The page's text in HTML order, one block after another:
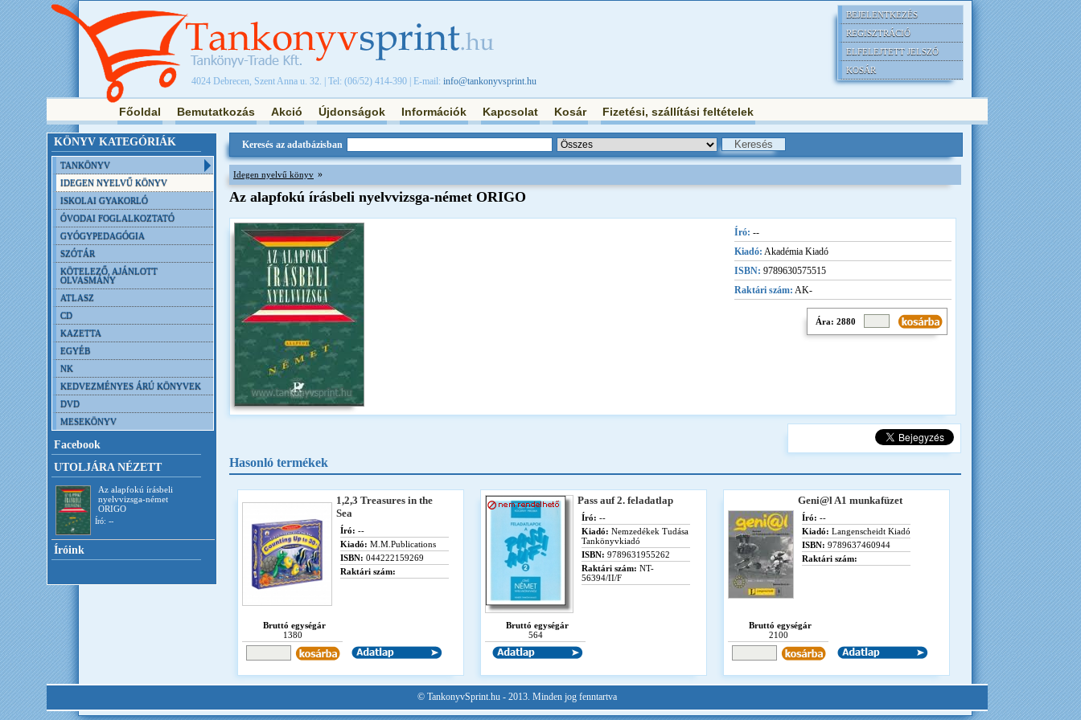
4024 Debrecen, Szent Anna u. 32. | Tel: (06/52) 414-390 | E-mail: info@tankonyvsprint.hu
BEJELENTKEZÉS
REGISZTRÁCIÓ
ELFELEJTETT JELSZÓ
KOSÁR
Főoldal Bemutatkozás Akció Újdonságok Információk Kapcsolat Kosár Fizetési, szállítási feltételek
KÖNYV KATEGÓRIÁK
TANKÖNYV
IDEGEN NYELVŰ KÖNYV
ISKOLAI GYAKORLÓ
ÓVODAI FOGLALKOZTATÓ
GYÓGYPEDAGÓGIA
SZÓTÁR
KÖTELEZŐ, AJÁNLOTT
OLVASMÁNY
ATLASZ
CD
KAZETTA
EGYÉB
NK
KEDVEZMÉNYES ÁRÚ KÖNYVEK
DVD
MESEKÖNYV
Facebook
UTOLJÁRA NÉZETT
Az alapfokú írásbeli
nyelvvizsga-német
ORIGO
Író: --
Íróink
Keresés az adatbázisban
Idegen nyelvű könyv »
Az alapfokú írásbeli nyelvvizsga-német ORIGO
Író: --
Kiadó: Akadémia Kiadó
ISBN: 9789630575515
Raktári szám: AK-
Ára: 2880
Hasonló termékek
1,2,3 Treasures in the
Sea
Író: --
Kiadó: M.M.Publications
ISBN: 044222159269
Raktári szám:
Bruttó egységár
1380
Pass auf 2. feladatlap
Író: --
Kiadó: Nemzedékek Tudása
Tankönyvkiadó
ISBN: 9789631955262
Raktári szám: NT-
56394/II/F
Bruttó egységár
564
Geni@l A1 munkafüzet
Író: --
Kiadó: Langenscheidt Kiadó
ISBN: 9789637460944
Raktári szám:
Bruttó egységár
2100
© TankonyvSprint.hu - 2013. Minden jog fenntartva